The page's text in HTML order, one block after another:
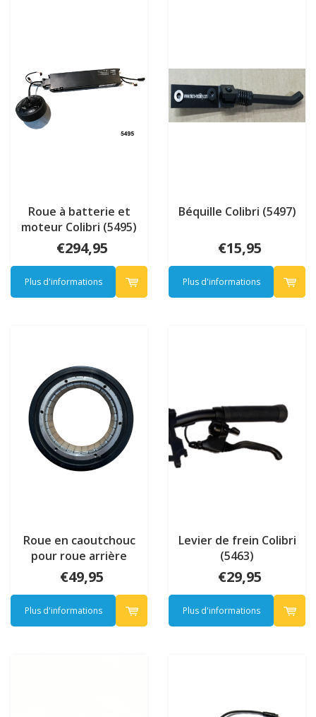
Roue à batterie et
moteur Colibri (5495)
€294,95
Plus d'informations
Béquille Colibri (5497)
€15,95
Plus d'informations
Roue en caoutchouc
pour roue arrière
Colibri
€49,95
Plus d'informations
Levier de frein Colibri
(5463)
€29,95
Plus d'informations